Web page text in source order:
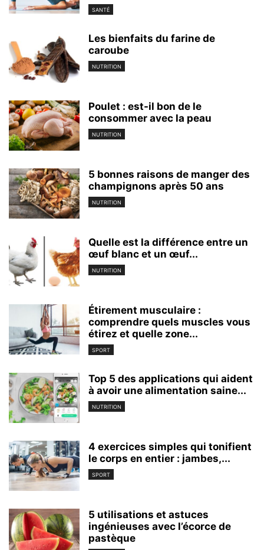
SANTÉ
Les bienfaits du farine de
caroube
NUTRITION
Poulet : est-il bon de le
consommer avec la peau
NUTRITION
5 bonnes raisons de manger des
champignons après 50 ans
NUTRITION
Quelle est la différence entre un
œuf blanc et un œuf...
NUTRITION
Étirement musculaire :
comprendre quels muscles vous
étirez et quelle zone...
SPORT
Top 5 des applications qui aident
à avoir une alimentation saine...
NUTRITION
4 exercices simples qui tonifient
le corps en entier : jambes,...
SPORT
5 utilisations et astuces
ingénieuses avec l’écorce de
pastèque